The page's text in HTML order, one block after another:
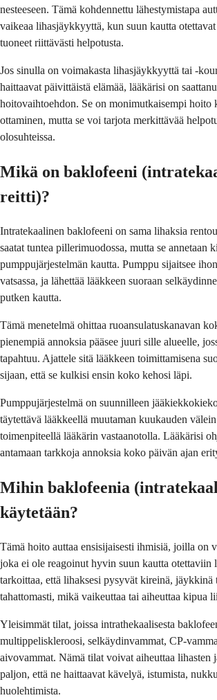
nesteeseen. Tämä kohdennettu lähestymistapa
vaikeaa lihasjäykkyyttä, kun suun kautta
tuoneet riittävästi helpotusta.
Jos sinulla on voimakasta lihasjäykkyyttä tai -
haittaavat päivittäistä elämää, lääkärisi on
hoitovaihtoehdon. Se on monimutkaisempi hoito
ottaminen, mutta se voi tarjota merkittävää
olosuhteissa.
Mikä on baklofeeni
reitti)?
Intratekaalinen baklofeeni on sama lihaksia
saatat tuntea pillerimuodossa, mutta se annetaan
pumppujärjestelmän kautta. Pumppu sijaitsee
vatsassa, ja lähettää lääkkeen suoraan
putken kautta.
Tämä menetelmä ohittaa ruoansulatuskanavan
pienempiä annoksia pääsee juuri sille alueelle,
tapahtuu. Ajattele sitä lääkkeen toimittamisena
sijaan, että se kulkisi ensin koko kehosi läpi.
Pumppujärjestelmä on suunnilleen
täytettävä lääkkeellä muutaman kuukauden
toimenpiteellä lääkärin vastaanotolla. Lääkärisi
antamaan tarkkoja annoksia koko päivän ajan
Mihin baklofeenia
käytetään?
Tämä hoito auttaa ensisijaisesti ihmisiä, joilla on
joka ei ole reagoinut hyvin suun kautta otettaviin
tarkoittaa, että lihaksesi pysyvät kireinä, jäykkinä
tahattomasti, mikä vaikeuttaa tai aiheuttaa kipua
Yleisimmät tilat, joissa intrathekaalisesta
multippeliskleroosi, selkäydinvammat, CP-
aivovammat. Nämä tilat voivat aiheuttaa lihasten
paljon, että ne haittaavat kävelyä, istumista,
huolehtimista.